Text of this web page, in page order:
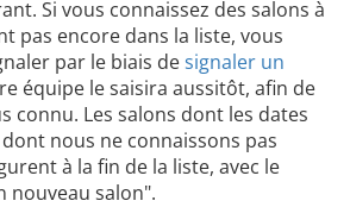
Si vous connaissez des salons à
pas encore dans la liste, vous
par le biais designaler un
équipe le saisira aussitôt, afin de
connu. Les salons dont les dates
nous ne connaissons pas
à la fin de la liste, avec le
nouveau salon".